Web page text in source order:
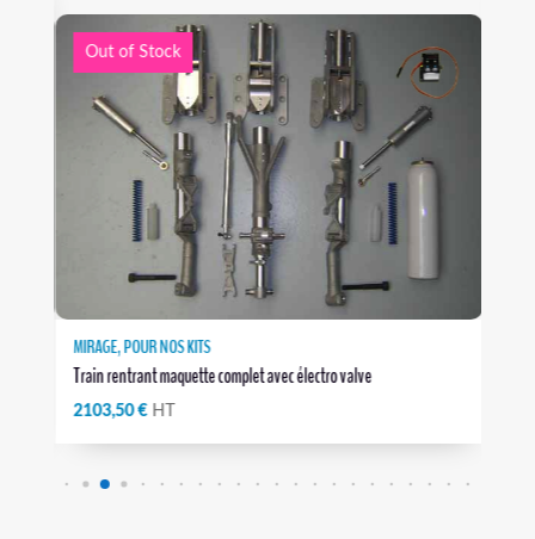
Out of Stock
MIRAGE,POUR NOS KITS
Train rentrant maquette complet avec électro valve
2103,50€ HT